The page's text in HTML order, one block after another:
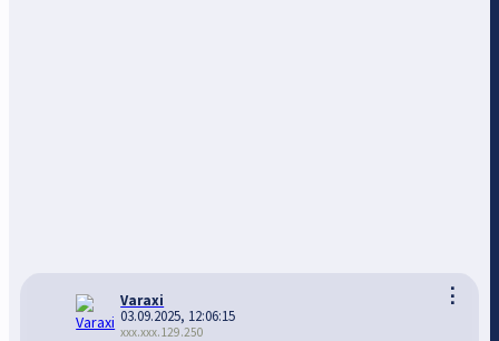
⋮
Varaxi
03.09.2025, 12:06:15
xxx.xxx.129.250